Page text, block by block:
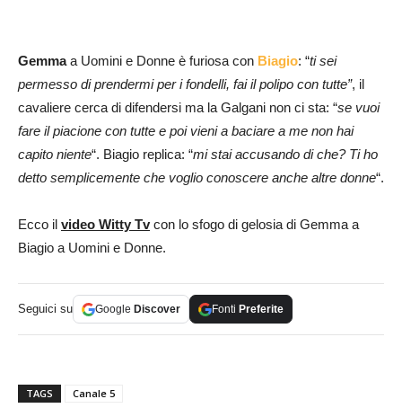
Gemmaa Uomini e Donne è furiosa con Biagio: “ti sei
permesso di prendermi per i fondelli, fai il polipo con tutte”, il
cavaliere cerca di difendersi ma la Galgani non ci sta: “se vuoi
fare il piacione con tutte e poi vieni a baciare a me non hai
capito niente“. Biagio replica: “mi stai accusando di che? Ti ho
detto semplicemente che voglio conoscere anche altre donne“.
Ecco il video Witty Tvcon lo sfogo di gelosia di Gemma a
Biagio a Uomini e Donne.
Seguici su Google Discover Fonti Preferite
TAGS Canale 5